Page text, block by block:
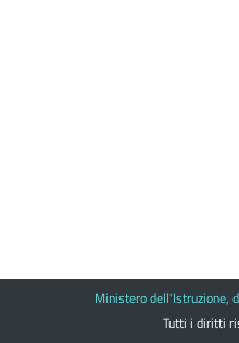
Ministero dell'Istruzione,
Tutti i diritti